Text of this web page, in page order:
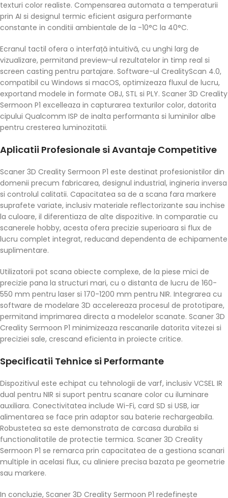
texturi color realiste. Compensarea automata a temperaturii
prin AI si designul termic eficient asigura performante
constante in conditii ambientale de la -10°C la 40°C.
Ecranul tactil ofera o interfață intuitivă, cu unghi larg de
vizualizare, permitand preview-ul rezultatelor in timp real si
screen casting pentru partajare. Software-ul CrealityScan 4.0,
compatibil cu Windows si macOS, optimizeaza fluxul de lucru,
exportand modele in formate OBJ, STL si PLY. Scaner 3D Creality
Sermoon P1 excelleaza in capturarea texturilor color, datorita
cipului Qualcomm ISP de inalta performanta si luminilor albe
pentru cresterea luminozitatii.
Aplicatii Profesionale si Avantaje Competitive
Scaner 3D Creality Sermoon P1 este destinat profesionistilor din
domenii precum fabricarea, designul industrial, ingineria inversa
si controlul calitatii. Capacitatea sa de a scana fara markere
suprafete variate, inclusiv materiale reflectorizante sau inchise
la culoare, il diferentiaza de alte dispozitive. In comparatie cu
scanerele hobby, acesta ofera precizie superioara si flux de
lucru complet integrat, reducand dependenta de echipamente
suplimentare.
Utilizatorii pot scana obiecte complexe, de la piese mici de
precizie pana la structuri mari, cu o distanta de lucru de 160-
550 mm pentru laser si 170-1200 mm pentru NIR. Integrarea cu
software de modelare 3D accelereaza procesul de prototipare,
permitand imprimarea directa a modelelor scanate. Scaner 3D
Creality Sermoon P1 minimizeaza rescanarile datorita vitezei si
preciziei sale, crescand eficienta in proiecte critice.
Specificatii Tehnice si Performante
Dispozitivul este echipat cu tehnologii de varf, inclusiv VCSEL IR
dual pentru NIR si suport pentru scanare color cu iluminare
auxiliara. Conectivitatea include Wi-Fi, card SD si USB, iar
alimentarea se face prin adaptor sau baterie rechargeabila.
Robustetea sa este demonstrata de carcasa durabila si
functionalitatile de protectie termica. Scaner 3D Creality
Sermoon P1 se remarca prin capacitatea de a gestiona scanari
multiple in acelasi flux, cu aliniere precisa bazata pe geometrie
sau markere.
In concluzie, Scaner 3D Creality Sermoon P1 redefinește